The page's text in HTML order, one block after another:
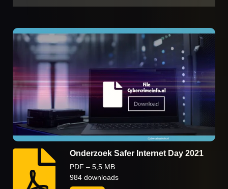
Onderzoek Safer Internet Day 2021
PDF – 5,5 MB
984 downloads